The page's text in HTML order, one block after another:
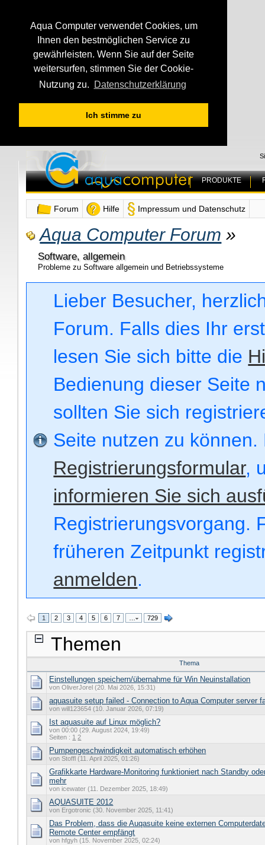
Aqua Computer verwendet Cookies, um
Ihnen den bestmöglichen Service zu
gewährleisten. Wenn Sie auf der Seite
weitersurfen, stimmen Sie der Cookie-
Nutzung zu.
Datenschutzerklärung
Ich stimme zu
PRODUKTE
Forum Hilfe Impressum und Datenschutz
Aqua Computer Forum »
Software, allgemein
Probleme zu Software allgemein und Betriebssysteme
Lieber Besucher,
Forum. Falls dies Ihr
lesen Sie sich bitte die
Bedienung dieser Seite
sollten Sie sich
Seite nutzen zu
Registrierungsformular,
informieren Sie sich
Registrierungsvorgang.
früheren Zeitpunkt
anmelden.
1 2 3 4 5 6 7 … 729
Themen
Thema
Einstellungen speichern/übernahme für Win Neuinstallation
von OliverJorel (20. Mai 2026, 15:31)
aquasuite setup failed - Connection to Aqua Computer server
von will123654 (10. Januar 2026, 07:19)
Ist aquasuite auf Linux möglich?
von 00:00 (29. August 2024, 19:49)
Seiten : 1 2
Pumpengeschwindigkeit automatisch erhöhen
von Stoffl (11. April 2025, 01:26)
Grafikkarte Hardware-Monitoring funktioniert nach Standby
mehr
von icewater (11. Dezember 2025, 18:49)
AQUASUITE 2012
von Ergotronic (30. November 2025, 11:41)
Das Problem, dass die Auqasuite keine externen
Remote Center empfängt
von hfgyh (15. November 2025, 02:24)